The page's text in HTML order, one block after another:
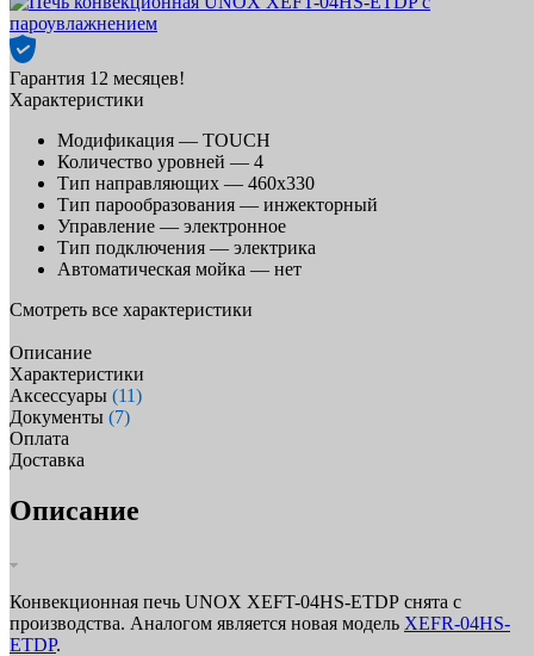
Гарантия 12 месяцев!
Характеристики
Модификация — TOUCH
Количество уровней — 4
Тип направляющих — 460х330
Тип парообразования — инжекторный
Управление — электронное
Тип подключения — электрика
Автоматическая мойка — нет
Смотреть все характеристики
Описание
Характеристики
Аксессуары (11)
Документы (7)
Оплата
Доставка
Описание
Конвекционная печь UNOX XEFT-04HS-ETDP снята с
производства. Аналогом является новая модель XEFR-04HS-
ETDP.